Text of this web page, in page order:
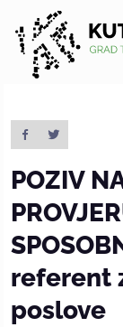
Kutina
POZIV
referent
poslove